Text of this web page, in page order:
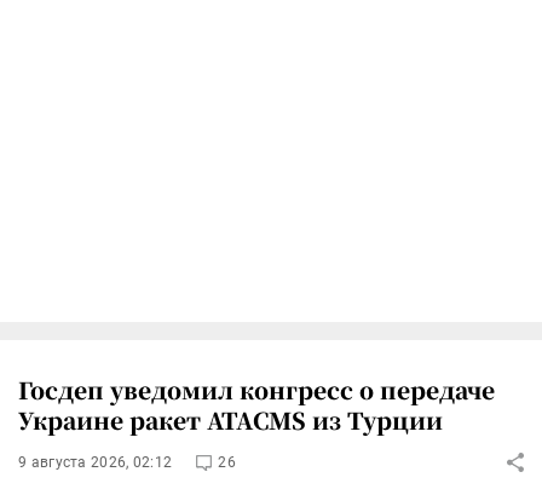
Госдеп уведомил конгресс о передаче
Украине ракет ATACMS из Турции
9 августа 2026, 02:12 26